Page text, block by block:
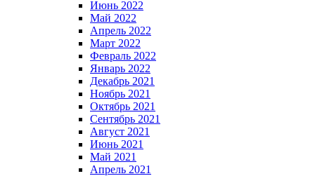
Июнь 2022
Май 2022
Апрель 2022
Март 2022
Февраль 2022
Январь 2022
Декабрь 2021
Ноябрь 2021
Октябрь 2021
Сентябрь 2021
Август 2021
Июнь 2021
Май 2021
Апрель 2021